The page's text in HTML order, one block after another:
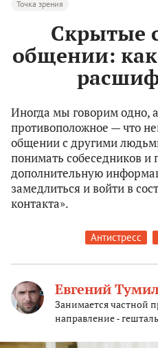
Точка зрения
Скрытые
общении:
Иногда мы говорим одно,
противоположное — что
общении с другими
понимать собеседников и
дополнительную
замедлиться и войти в
контакта».
Антистресс
Евгений
Занимается частной
направление -